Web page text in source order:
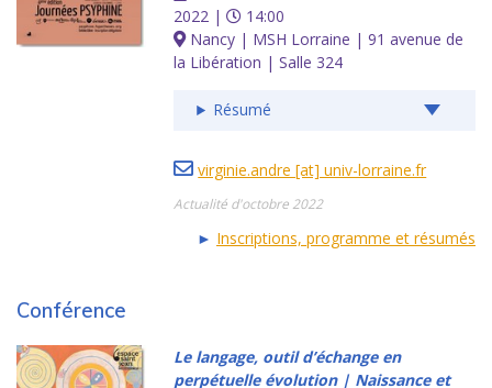
2022 |
14:00
Nancy | MSH Lorraine | 91 avenue de
la Libération | Salle 324
Résumé
virginie.andre [at] univ-lorraine.fr
Actualité d'octobre 2022
► Inscriptions, programme et résumés
Conférence
Le langage, outil d’échange en
perpétuelle évolution | Naissance et